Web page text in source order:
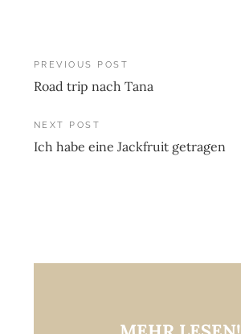
Post
navigation
PREVIOUS POST
Road trip nach Tana
NEXT POST
Ich habe eine Jackfruit getragen